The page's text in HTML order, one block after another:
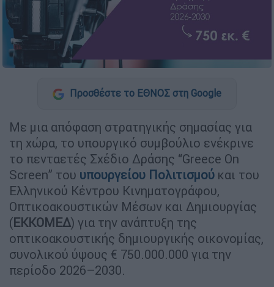
Προσθέστε το ΕΘΝΟΣ στη Google
Με μια απόφαση στρατηγικής σημασίας για
τη χώρα, το υπουργικό συμβούλιο ενέκρινε
το πενταετές Σχέδιο Δράσης “Greece On
Screen” του υπουργείου Πολιτισμού και του
Ελληνικού Κέντρου Κινηματογράφου,
Οπτικοακουστικών Μέσων και Δημιουργίας
(ΕΚΚΟΜΕΔ) για την ανάπτυξη της
οπτικοακουστικής δημιουργικής οικονομίας,
συνολικού ύψους € 750.000.000 για την
περίοδο 2026–2030.